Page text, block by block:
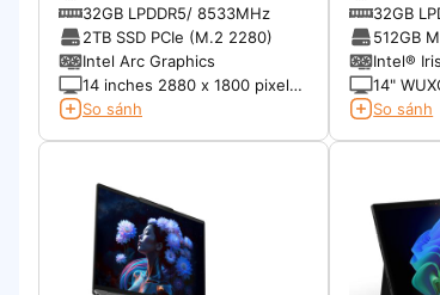
Processor (8 lõi) - Max Turbo
Frequency: 5. 10 GHz
32GB LPDDR5/ 8533MHz
2TB SSD PCIe (M.2 2280)
Intel Arc Graphics
14 inches 2880 x 1800 pixels
Tấm nền Oled 120 Hz Có hỗ
So sánh
to
32GB
512GB
NVMe®,
Intel®
14"
Multi-
So sánh